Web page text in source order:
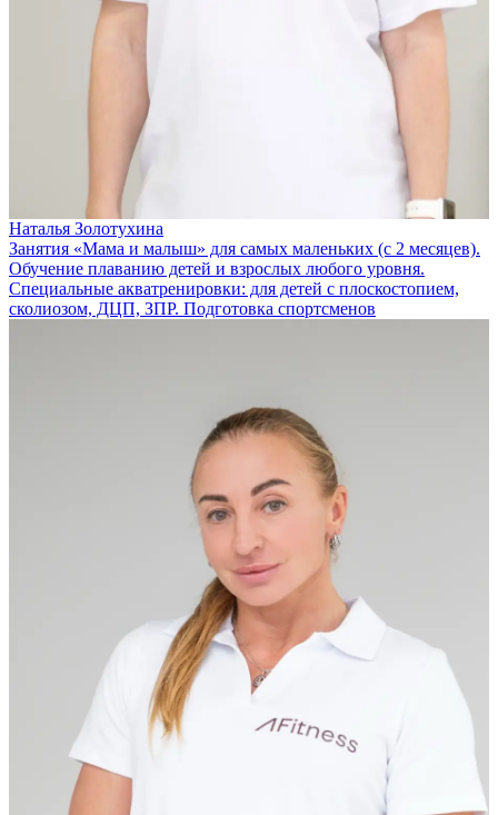
Наталья Золотухина
Занятия «Мама и малыш» для самых маленьких (с 2 месяцев).
Обучение плаванию детей и взрослых любого уровня.
Специальные акватренировки: для детей с плоскостопием,
сколиозом, ДЦП, ЗПР. Подготовка спортсменов